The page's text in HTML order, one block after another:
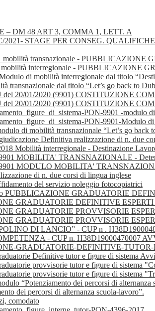
– DM 48 ART 3, COMMA 1, LETT. A
2021- STAGE PER CONSEG. QUALIFICHE
mobilità transnazionale -
interregionale - PUBBLICAZIONE
di mobilità interregionale dal titolo
transnazionale dal titolo “Let’s go back
del 20/01/2020 (9901) COSTITUZIONE
del 20/01/2020 (9901) COSTITUZIONE
PON-9901 -modulo
PON-9901-Modulo
di mobilità transnazionale “Let’s go
Definitiva realizzazione di n. due
Mobilità interregionale - Destinazione
MOBILITA' TRANSNAZIONALE -
MODULO MOBILITA'
di n. due corsi di lingua inglese
del servizio noleggio fotocopiatrici
PUBBLICAZIONE GRADUATORIE
GRADUATORIE DEFINITIVE ESPERTI
GRADUATORIE PROVVISORIE
GRADUATORIE PROVVISORIE
DI LANCIO” - CUP n .
- CUP n. H38D19000470007
GRADUATORIE-DEFINITIVE-TUTOR-
Definitive tutor e figure di sistema
provvisorie tutor e figure di sistema
provvisorie tutor e figure di sistema
“Potenziamento dei percorsi di alternanza
dei percorsi di alternanza scuola-lavoro”.
comodato